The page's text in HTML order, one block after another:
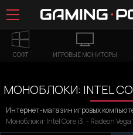
СОФТ ИГРОВЫЕ МОНИТОРЫ
МОНОБЛОКИ: INTEL
Интернет-магазин игровых
Моноблоки: Intel Core i3, - Radeon Vega